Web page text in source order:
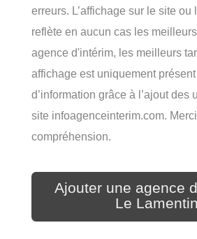
erreurs. L’affichage sur le site ou
reflète en aucun cas les
agence d'intérim, les meilleurs
affichage est uniquement présent
d’information grâce à l’ajout des
site infoagenceinterim.com.
compréhension.
Ajouter une agence
Le Lamentin